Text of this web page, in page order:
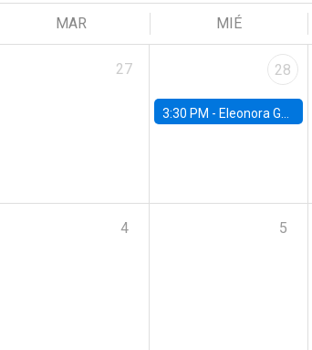
MAR MIÉ
27 28
3:30 PM - Eleonora Guarnieri, Exeter University
4 5